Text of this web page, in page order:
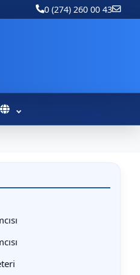
0 (274) 260 00 43